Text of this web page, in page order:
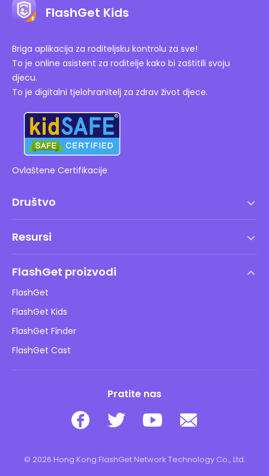
FlashGet Kids
Briga aplikacija za roditeljsku kontrolu za sve!
To je online asistent za roditelje kako bi zaštitili svoju
djecu.
To je digitalni tjelohranitelj za zdrav život djece.
Ovlaštene Certifikacije
Društvo
DMCA politika
Pravila o privatnosti
Pravila oglašavanja
Ne prodajte moje informacije
Resursi
Sigurnost djece online
Preuzimanje
FlashGet proizvodi
FlashGet
FlashGet Kids
FlashGet Finder
FlashGet Cast
Pratite nas
© 2026 Hong Kong FlashGet Network Technology Co., Ltd.